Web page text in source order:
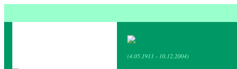
(4.05.1911 - 10.12.2004)